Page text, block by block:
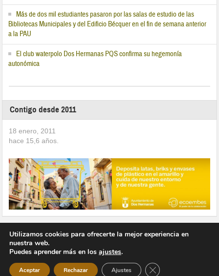
Más de dos mil estudiantes pasaron por las salas de estudio de las
Bibliotecas Municipales y del Edificio Bécquer en el fin de semana anterior
a la PAU
El club waterpolo Dos Hermanas PQS confirma su hegemonía
autonómica
Contigo desde 2011
18 enero, 2011
hace 15,6 años.
Copyright © 2026 Vivir en Montequinto Periódico Digital
Utilizamos cookies para ofrecerte la mejor experiencia en
nuestra web.
Puedes aprender más en los ajustes.
Aceptar Rechazar Ajustes Cerrar el banner de